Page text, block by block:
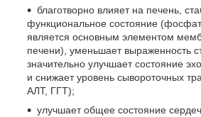
благотворно влияет на печень,
функциональное состояние
является основным элементом
печени), уменьшает выраженность
значительно улучшает состояние
и снижает уровень сывороточных
АЛТ, ГГТ);
улучшает общее состояние